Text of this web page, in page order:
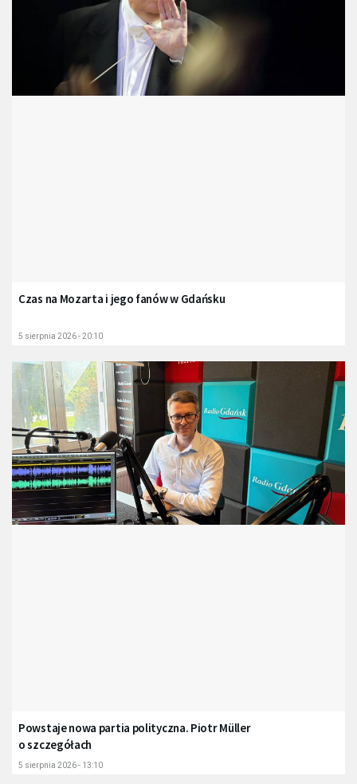
Czas na Mozarta i jego fanów w Gdańsku
5 sierpnia 2026 - 20:10
Powstaje nowa partia polityczna. Piotr Müller
o szczegółach
5 sierpnia 2026 - 13:10